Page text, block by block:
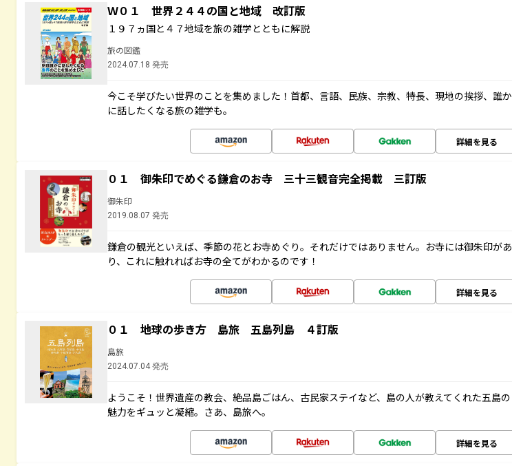
Ｗ０１ 世界２４４の国と地域 改訂版
１９７ヵ国と４７地域を旅の雑学とともに解説
旅の図鑑
2024.07.18 発売
今こそ学びたい世界のことを集めました！首都、言語、民族、宗教、特長、現地の挨拶、誰か
に話したくなる旅の雑学も。
詳細を見る
０１ 御朱印でめぐる鎌倉のお寺 三十三観音完全掲載 三訂版
御朱印
2019.08.07 発売
鎌倉の観光といえば、季節の花とお寺めぐり。それだけではありません。お寺には御朱印があ
り、これに触れればお寺の全てがわかるのです！
詳細を見る
０１ 地球の歩き方 島旅 五島列島 ４訂版
島旅
2024.07.04 発売
ようこそ！世界遺産の教会、絶品島ごはん、古民家ステイなど、島の人が教えてくれた五島の
魅力をギュッと凝縮。さあ、島旅へ。
詳細を見る